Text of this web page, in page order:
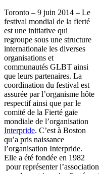
Toronto – 9 juin 2014 – Le
festival mondial de la fierté
est une initiative qui
regroupe sous une structure
internationale les diverses
organisations et
communautés GLBT ainsi
que leurs partenaires. La
coordination du festival est
assurée par l’organisme hôte
respectif ainsi que par le
comité de la Fierté gaie
mondiale de l’organisation
Interpride. C’est à Boston
qu’a pris naissance
l’organisation Interpride.
Elle a été fondée en 1982
pour représenter